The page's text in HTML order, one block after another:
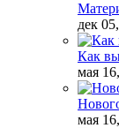
дек
Как
мая
мая